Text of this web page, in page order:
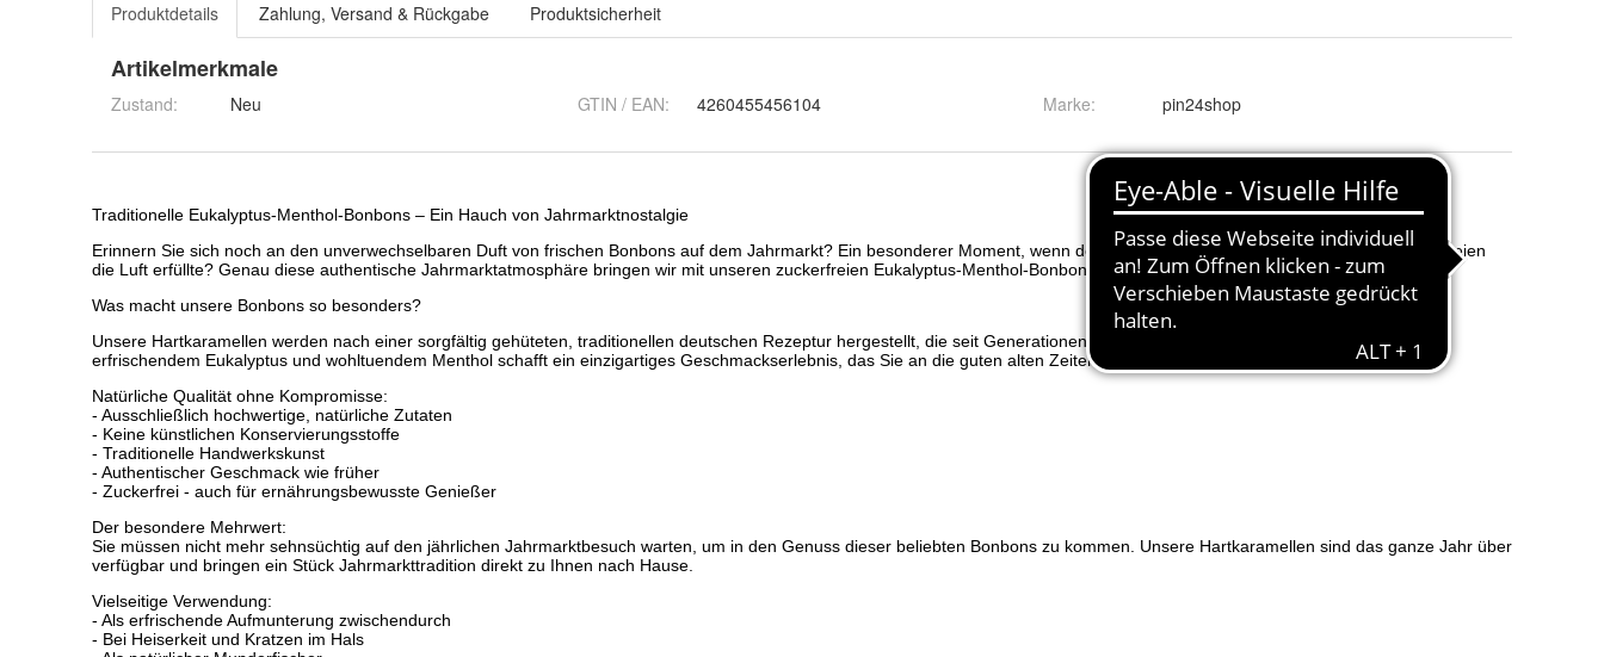
Produktdetails Zahlung, Versand & Rückgabe Produktsicherheit
Artikelmerkmale
Zustand: Neu GTIN / EAN: 4260455456104 Marke: pin24shop